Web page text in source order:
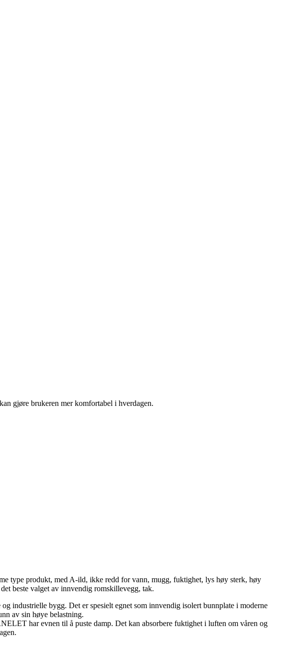
gjøre brukeren mer komfortabel i hverdagen.
type produkt, med A-ild, ikke redd for vann, mugg, fuktighet, lys høy sterk, høy
beste valget av innvendig romskillevegg, tak.
industrielle bygg. Det er spesielt egnet som innvendig isolert bunnplate i moderne
av sin høye belastning.
har evnen til å puste damp. Det kan absorbere fuktighet i luften om våren og